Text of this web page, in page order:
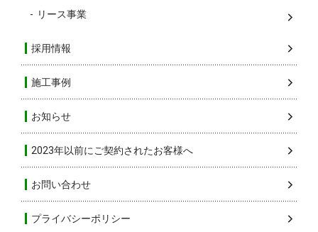
リース事業
採用情報
施工事例
お知らせ
2023年以前にご契約されたお客様へ
お問い合わせ
プライバシーポリシー